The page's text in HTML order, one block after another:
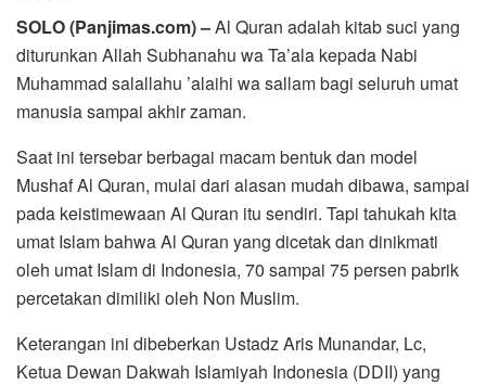
SOLO (Panjimas.com) –Al Quran adalah kitab suci yang
diturunkan Allah Subhanahu wa Ta’ala kepada Nabi
Muhammad salallahu ’alaihi wa sallam bagi seluruh umat
manusia sampai akhir zaman.
Saat ini tersebar berbagai macam bentuk dan model
Mushaf Al Quran, mulai dari alasan mudah dibawa, sampai
pada keistimewaan Al Quran itu sendiri. Tapi tahukah kita
umat Islam bahwa Al Quran yang dicetak dan dinikmati
oleh umat Islam di Indonesia, 70 sampai 75 persen pabrik
percetakan dimiliki oleh Non Muslim.
Keterangan ini dibeberkan Ustadz Aris Munandar, Lc,
Ketua Dewan Dakwah Islamiyah Indonesia (DDII) yang